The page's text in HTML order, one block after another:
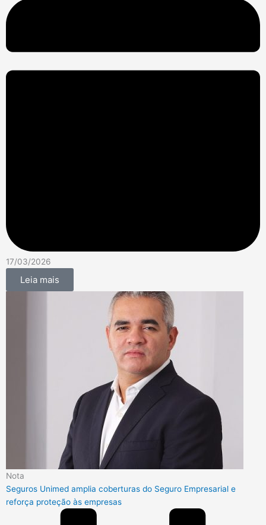
17/03/2026
Leia mais
Nota
Seguros Unimed amplia coberturas do Seguro Empresarial e
reforça proteção às empresas